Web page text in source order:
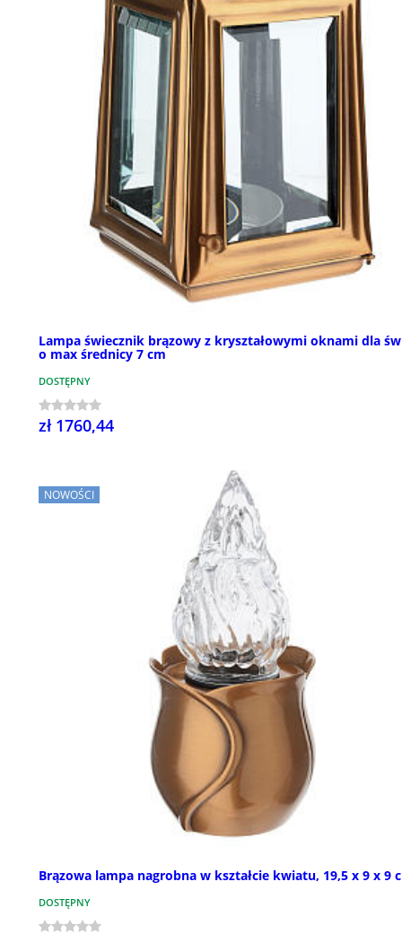
Lampa świecznik brązowy z kryształowymi oknami dla
o max średnicy 7 cm
DOSTĘPNY
zł 1760,44
NOWOŚCI
Brązowa lampa nagrobna w kształcie kwiatu, 19,5 x 9 x 9
DOSTĘPNY